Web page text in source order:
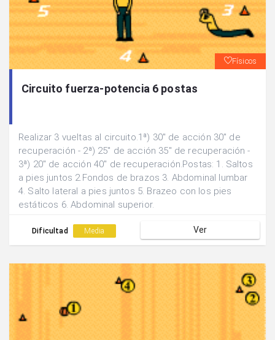
Físicos
Circuito fuerza-potencia 6 postas
Realizar 3 vueltas al circuito.1ª) 30" de acción 30" de
recuperación - 2ª) 25" de acción 35" de recuperación -
3ª) 20" de acción 40" de recuperación.Postas: 1. Saltos
a pies juntos 2.Fondos de brazos 3. Abdominal lumbar
4. Salto lateral a pies juntos 5. Brazeo con los pies
estáticos 6. Abdominal superior.
Dificultad Media Ver